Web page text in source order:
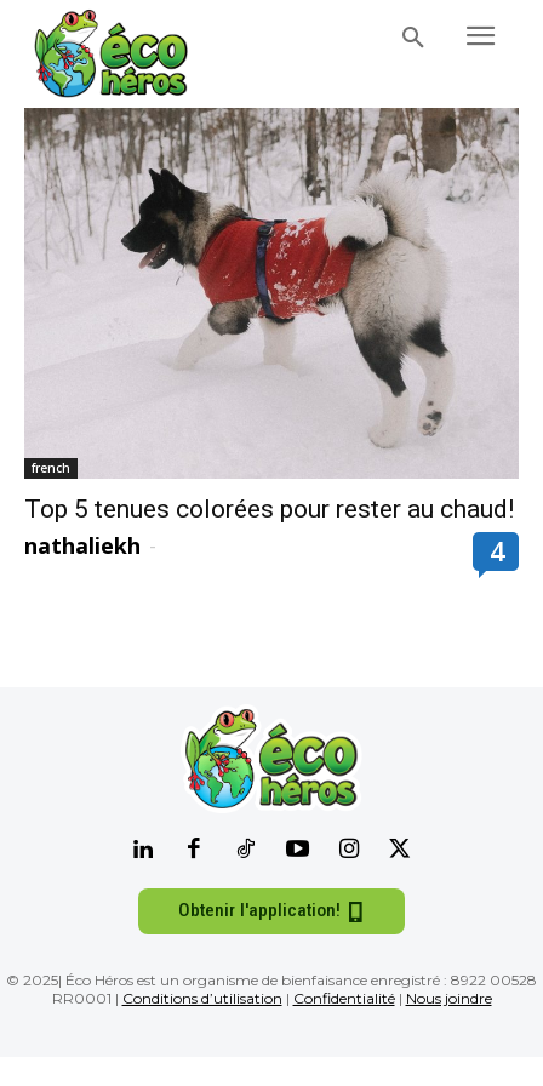
french
Top 5 tenues colorées pour rester au chaud!
nathaliekh - 4
Obtenir l'application!
© 2025| Éco Héros est un organisme de bienfaisance enregistré : 8922 00528
RR0001 | Conditions d’utilisation | Confidentialité| Nous joindre